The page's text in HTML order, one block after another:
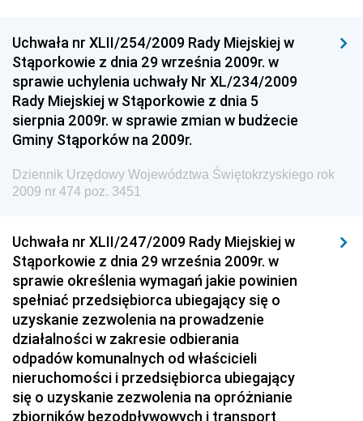
Dziennik Urzędowy Ministra Rozwoju
Dziennik Urzędowy Ministra Infrastruktury i
Budownictwa
Dziennik Urzędowy Ministra Gospodarki Morskiej i
Żeglugi Śródlądowej
Dziennik Urzędowy Ministra Energii
Dziennik Urzędowy Ministra Finansów
Dziennik Urzędowy Ministra Rozwoju i Finansów
Dziennik Urzędowy Wyższego Urzędu Górniczego
Dziennik Urzędowy Prezesa Urzędu Transportu
Kolejowego
Dziennik Urzędowy Ministra Przedsiębiorczości i
Technologii
Dziennik Urzędowy Ministra Inwestycji i Rozwoju
Uchwała nr XLII/254/2009 Rady Miejskiej w
Stąporkowie z dnia 29 września 2009r. w
sprawie uchylenia uchwały Nr XL/234/2009
Rady Miejskiej w Stąporkowie z dnia 5
sierpnia 2009r. w sprawie zmian w budżecie
Gminy Stąporków na 2009r.
Dziennik Urzędowy Województwa Świętokrzyskiego rok
2009 nr 474 poz. 3451
Uchwała nr XLII/247/2009 Rady Miejskiej w
Stąporkowie z dnia 29 września 2009r. w
sprawie określenia wymagań jakie powinien
spełniać przedsiębiorca ubiegający się o
uzyskanie zezwolenia na prowadzenie
działalności w zakresie odbierania
odpadów komunalnych od właścicieli
nieruchomości i przedsiębiorca ubiegający
się o uzyskanie zezwolenia na opróżnianie
zbiorników bezodpływowych i transport